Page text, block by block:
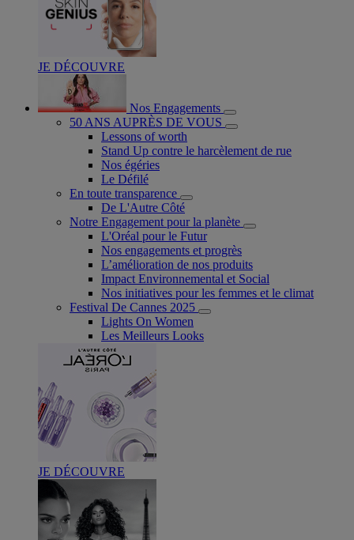
JE DÉCOUVRE
Nos Engagements
50 ANS AUPRÈS DE VOUS
Lessons of worth
Stand Up contre le harcèlement de rue
Nos égéries
Le Défilé
En toute transparence
De L'Autre Côté
Notre Engagement pour la planète
L'Oréal pour le Futur
Nos engagements et progrès
L’amélioration de nos produits
Impact Environnemental et Social
Nos initiatives pour les femmes et le climat
Festival De Cannes 2025
Lights On Women
Les Meilleurs Looks
JE DÉCOUVRE